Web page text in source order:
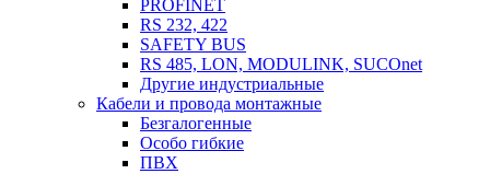
PROFINET
RS 232, 422
SAFETY BUS
RS 485, LON, MODULINK, SUCOnet
Другие индустриальные
Кабели и провода монтажные
Безгалогенные
Особо гибкие
ПВХ